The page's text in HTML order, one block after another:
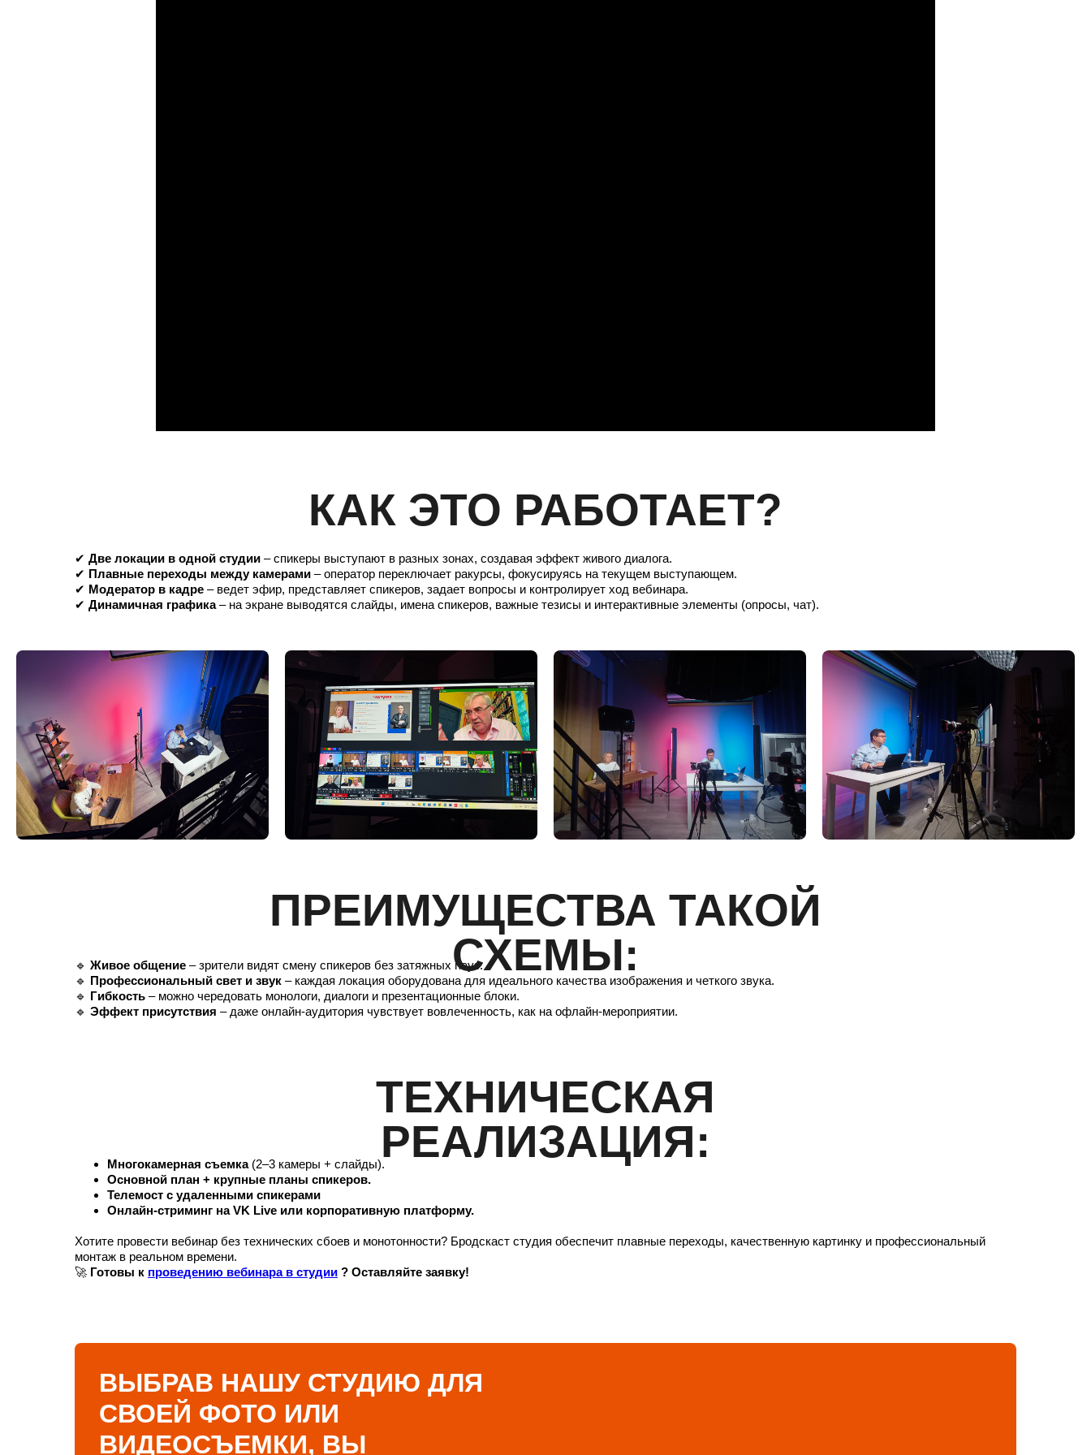
✔ Две локации в одной студии – спикеры выступают в разных зонах, создавая эффект живого диалога.
✔ Плавные переходы между камерами – оператор переключает ракурсы, фокусируясь на текущем выступающем.
✔ Модератор в кадре – ведет эфир, представляет спикеров, задает вопросы и контролирует ход вебинара.
✔ Динамичная графика– на экране выводятся слайды, имена спикеров, важные тезисы и интерактивные элементы (опросы, чат).
КАК ЭТО РАБОТАЕТ?
🔹 Живое общение – зрители видят смену спикеров без затяжных пауз.
🔹 Профессиональный свет и звук – каждая локация оборудована для идеального качества изображения и четкого звука.
🔹 Гибкость – можно чередовать монологи, диалоги и презентационные блоки.
🔹 Эффект присутствия – даже онлайн-аудитория чувствует вовлеченность, как на офлайн-мероприятии.
ПРЕИМУЩЕСТВА ТАКОЙ
СХЕМЫ:
Многокамерная съемка(2–3 камеры + слайды).
Основной план + крупные планы спикеров.
Телемост с удаленными спикерами
Онлайн-стриминг на VK Live или корпоративную платформу.
Хотите провести вебинар без технических сбоев и монотонности? Бродскаст студия обеспечит плавные переходы, качественную картинку и профессиональный
монтаж в реальном времени.
🚀 Готовы к проведению вебинара в студии ? Оставляйте заявку!
ТЕХНИЧЕСКАЯ
РЕАЛИЗАЦИЯ:
ВЫБРАВ НАШУ СТУДИЮ ДЛЯ
СВОЕЙ ФОТО ИЛИ
ВИДЕОСЪЕМКИ, ВЫ